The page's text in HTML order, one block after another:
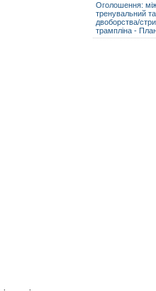
Оголошення:
тренувальний
двоборства/
трампліна -